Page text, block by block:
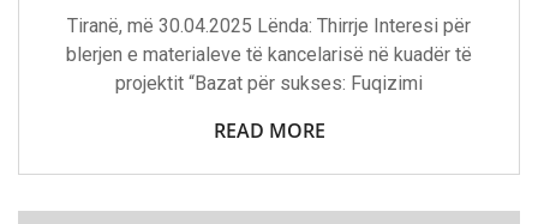
“Bazat
Për
Sukses:
Fuqizimi
Të
Rriturve
Aftësive
Tiranë, më 30.04.2025 Lënda: Thirrje Interesi për
blerjen e materialeve të kancelarisë në kuadër të
projektit “Bazat për sukses: Fuqizimi
READ MORE